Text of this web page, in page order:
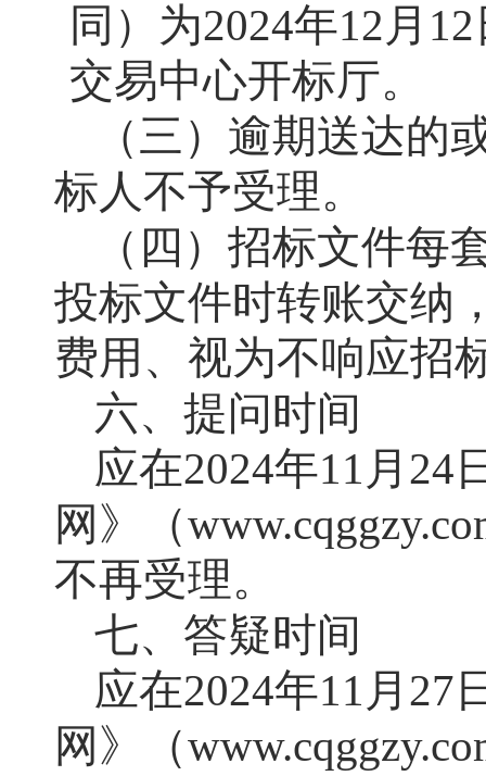
同）为2024年12 月 12
交易中心开标厅。
（三）逾期送达的
标人不予受理。
（四）招标文件每
投标文件时转账交纳
费用、视为不响应招
六、提问时间
应在2024年11 月 24
网》（
不再受理。
七、答疑时间
应在2024年11 月 27
网》（